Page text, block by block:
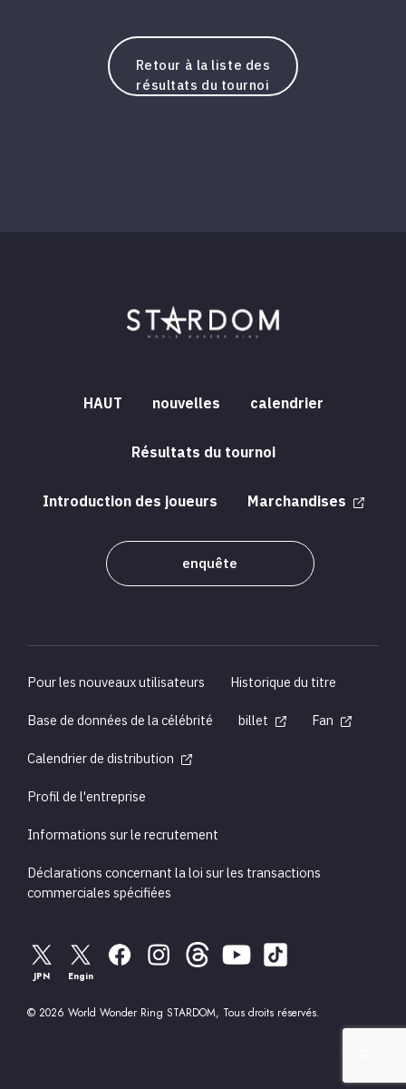
Retour à la liste des
résultats du tournoi
HAUT nouvelles calendrier
Résultats du tournoi
Introduction des joueurs Marchandises
enquête
Pour les nouveaux utilisateurs
Historique du titre
Base de données de la célébrité
billet
Fan
Calendrier de distribution
Profil de l'entreprise
Informations sur le recrutement
Déclarations concernant la loi sur les transactions
commerciales spécifiées
JPN Engin
© 2026 World Wonder Ring STARDOM, Tous droits réservés.